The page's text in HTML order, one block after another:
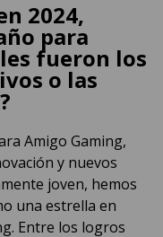
2024,
para
fueron los
o las
Amigo Gaming,
y nuevos
joven, hemos
una estrella en
Entre los logros